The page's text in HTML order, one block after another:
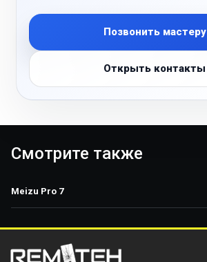
Позвонить мастеру
Открыть контакты
Смотрите также
Meizu Pro 7